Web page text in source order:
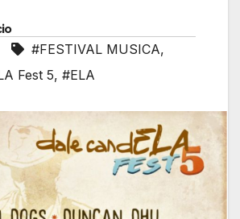
#FESTIVAL MUSICA,
Fest 5, #ELA